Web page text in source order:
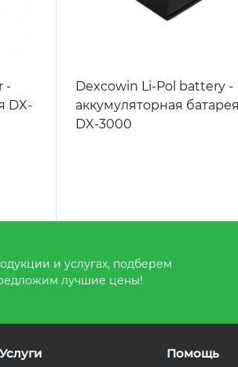
-
DX-
Dexcowin Li-Pol battery -
аккумуляторная
DX-3000
и услугах, подберем
лучшие цены!
Услуги Помощь